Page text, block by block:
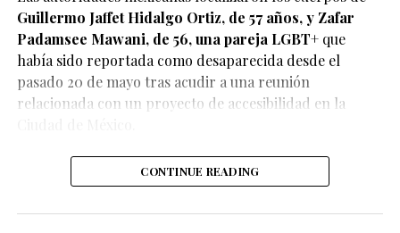
De acuerdo con el testimonio compartido por la pareja,
ambos se encontraban disfrutando de un momento de
afecto cuando fueron abordados por elementos de
seguridad, quienes les habrían advertido que debían
Guillermo Jaffet Hidalgo Ortiz, de 57 años, y Zafar
Padamsee Mawani, de 56, una pareja LGBT+que
había sido reportada como desaparecida desde el
pasado 20 de mayo tras acudir a una reunión
relacionada con un proyecto de accesibilidad en la
CONTINUE READING